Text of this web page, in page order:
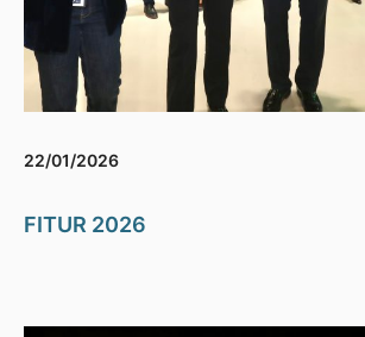
22/01/2026
FITUR 2026